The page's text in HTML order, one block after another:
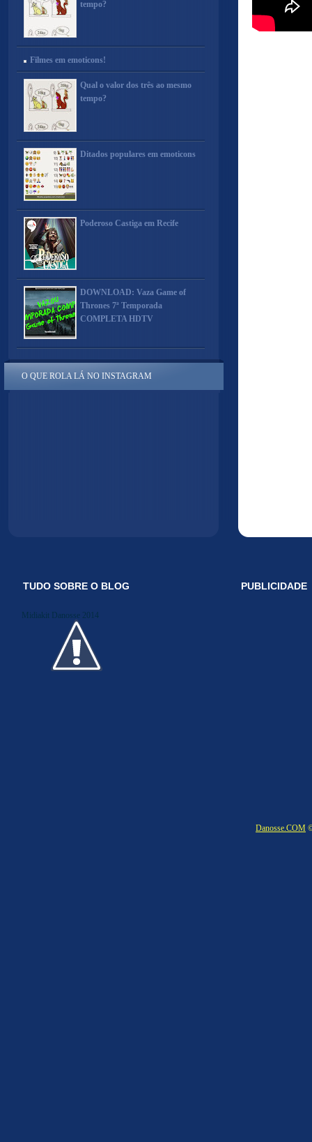
tempo?
Filmes em emoticons!
Qual o valor dos três ao mesmo
tempo?
Ditados populares em emoticons
Poderoso Castiga em Recife
DOWNLOAD: Vaza Game of
Thrones 7ª Temporada
COMPLETA HDTV
O QUE ROLA LÁ NO INSTAGRAM
TUDO SOBRE O BLOG
Midiakit Danosse 2014
PUBLICIDADE
Danosse.COM